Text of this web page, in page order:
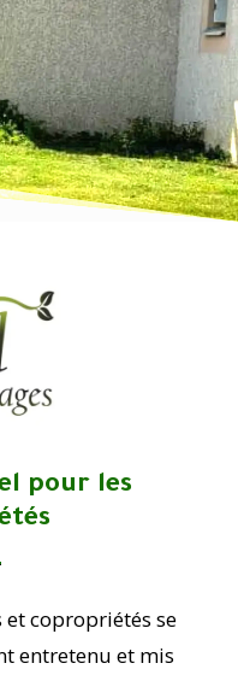
pour les
et copropriétés se
entretenu et mis